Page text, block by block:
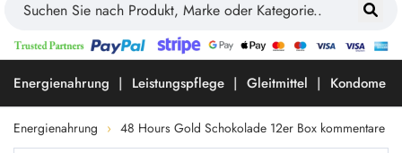
Energienahrung Leistungspflege Gleitmittel Kondome
Energienahrung 48 Hours Gold Schokolade 12er Box kommentare